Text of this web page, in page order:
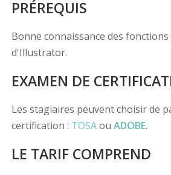
PRÉREQUIS
Bonne connaissance des fonctions
d'Illustrator.
EXAMEN DE
Les stagiaires peuvent choisir de
certification : TOSAou ADOBE.
LE TARIF COMPREND